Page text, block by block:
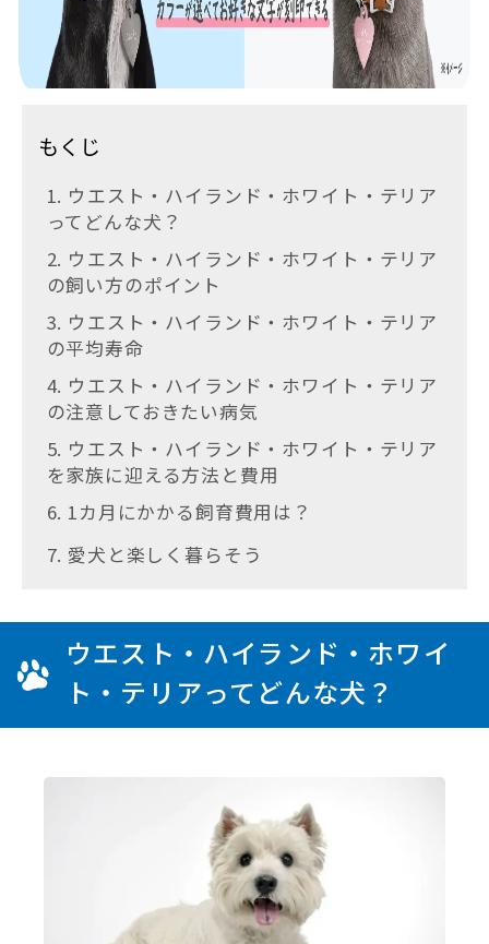
もくじ
1. ウエスト・ハイランド・ホワイト・テリア
ってどんな犬？
2. ウエスト・ハイランド・ホワイト・テリア
の飼い方のポイント
3. ウエスト・ハイランド・ホワイト・テリア
の平均寿命
4. ウエスト・ハイランド・ホワイト・テリア
の注意しておきたい病気
5. ウエスト・ハイランド・ホワイト・テリア
を家族に迎える方法と費用
6. 1カ月にかかる飼育費用は？
7. 愛犬と楽しく暮らそう
ウエスト・ハイランド・ホワイ
ト・テリアってどんな犬？